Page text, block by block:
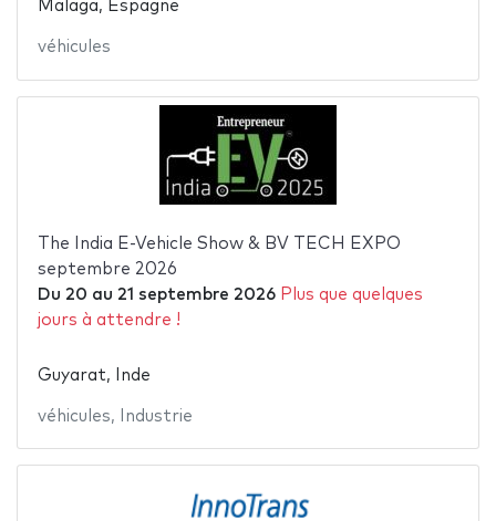
Malaga, Espagne
véhicules
The India E-Vehicle Show & BV TECH EXPO
septembre 2026
Du 20 au 21 septembre 2026 Plus que quelques
jours à attendre !
Guyarat, Inde
véhicules, Industrie